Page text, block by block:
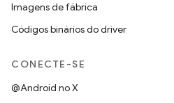
Imagens de fábrica
Códigos binários do driver
CONECTE-SE
@Android no X